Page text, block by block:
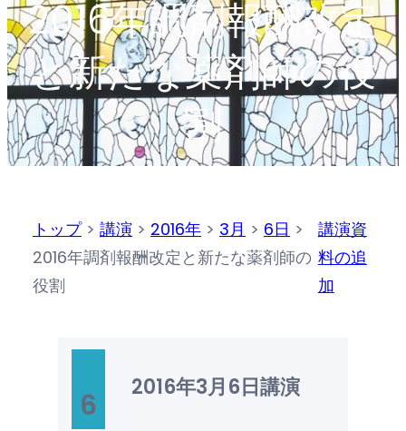
h
2016年調剤報酬改定
と新たな薬剤師の役
割
トップ> 講演 > 2016年 > 3月 > 6日 >
2016年調剤報酬改定と新たな薬剤師の
役割
講演資
料の追
加
6 2016年3月6日講演